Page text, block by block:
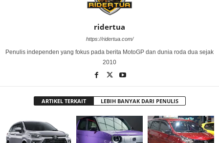
ridertua
https://ridertua.com/
Penulis independen yang fokus pada berita MotoGP dan dunia roda dua sejak
2010
ARTIKEL TERKAIT LEBIH BANYAK DARI PENULIS